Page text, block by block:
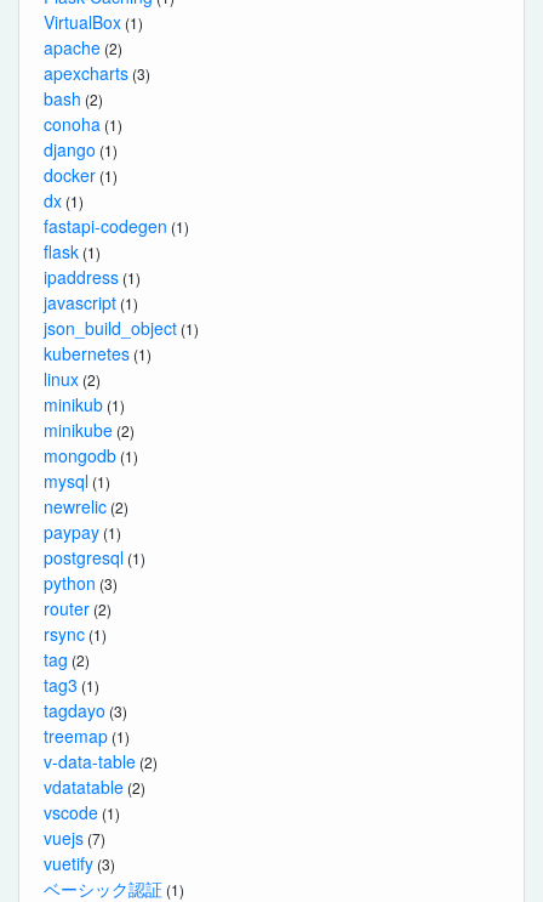
VirtualBox (1)
apache (2)
apexcharts (3)
bash (2)
conoha (1)
django (1)
docker (1)
dx (1)
fastapi-codegen (1)
flask (1)
ipaddress (1)
javascript (1)
json_build_object (1)
kubernetes (1)
linux (2)
minikub (1)
minikube (2)
mongodb (1)
mysql (1)
newrelic (2)
paypay (1)
postgresql (1)
python (3)
router (2)
rsync (1)
tag (2)
tag3 (1)
tagdayo (3)
treemap (1)
v-data-table (2)
vdatatable (2)
vscode (1)
vuejs (7)
vuetify (3)
ベーシック認証 (1)